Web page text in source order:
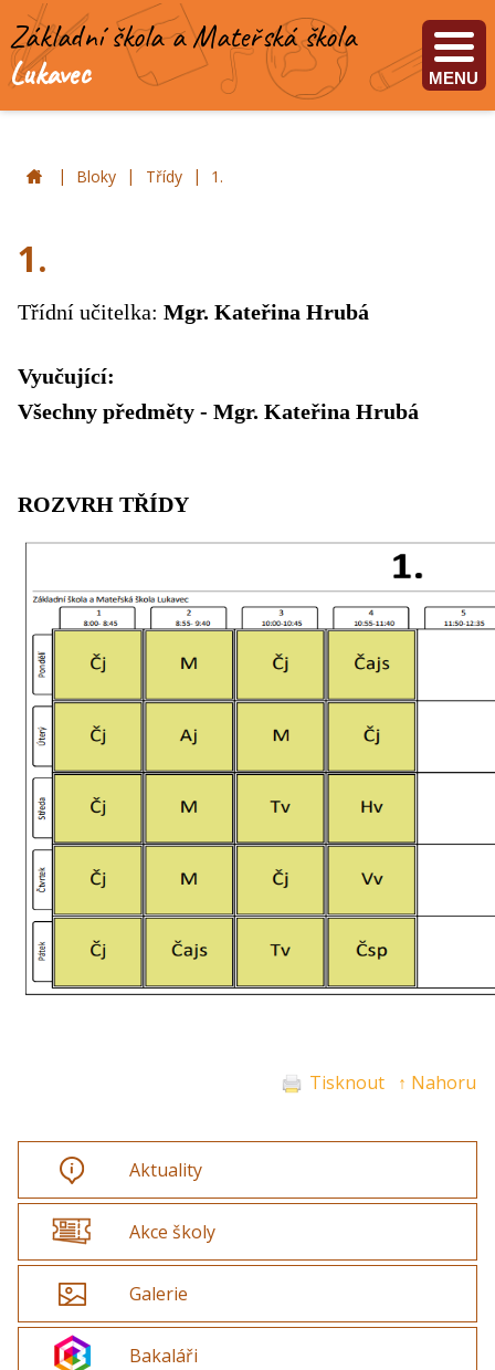
Základní škola a Mateřská škola
Lukavec
MENU
ZŠ a MŠ Lukavec
| Bloky | Třídy | 1.
1.
Třídní učitelka: Mgr. Kateřina Hrubá
Vyučující:
Všechny předměty - Mgr. Kateřina Hrubá
ROZVRH TŘÍDY
Tisknout ↑ Nahoru
Aktuality
Akce školy
Galerie
Bakaláři